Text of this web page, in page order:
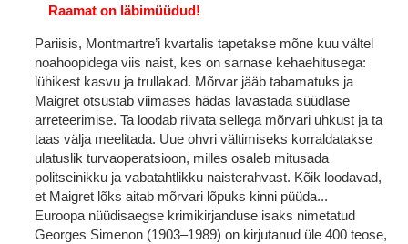
Raamat on läbimüüdud!
Pariisis, Montmartre’i kvartalis tapetakse mõne kuu vältel
noahoopidega viis naist, kes on sarnase kehaehitusega:
lühikest kasvu ja trullakad. Mõrvar jääb tabamatuks ja
Maigret otsustab viimases hädas lavastada süüdlase
arreteerimise. Ta loodab riivata sellega mõrvari uhkust ja ta
taas välja meelitada. Uue ohvri vältimiseks korraldatakse
ulatuslik turvaoperatsioon, milles osaleb mitusada
politseinikku ja vabatahtlikku naisterahvast. Kõik loodavad,
et Maigret lõks aitab mõrvari lõpuks kinni püüda...
Euroopa nüüdisaegse krimikirjanduse isaks nimetatud
Georges Simenon (1903–1989) on kirjutanud üle 400 teose,